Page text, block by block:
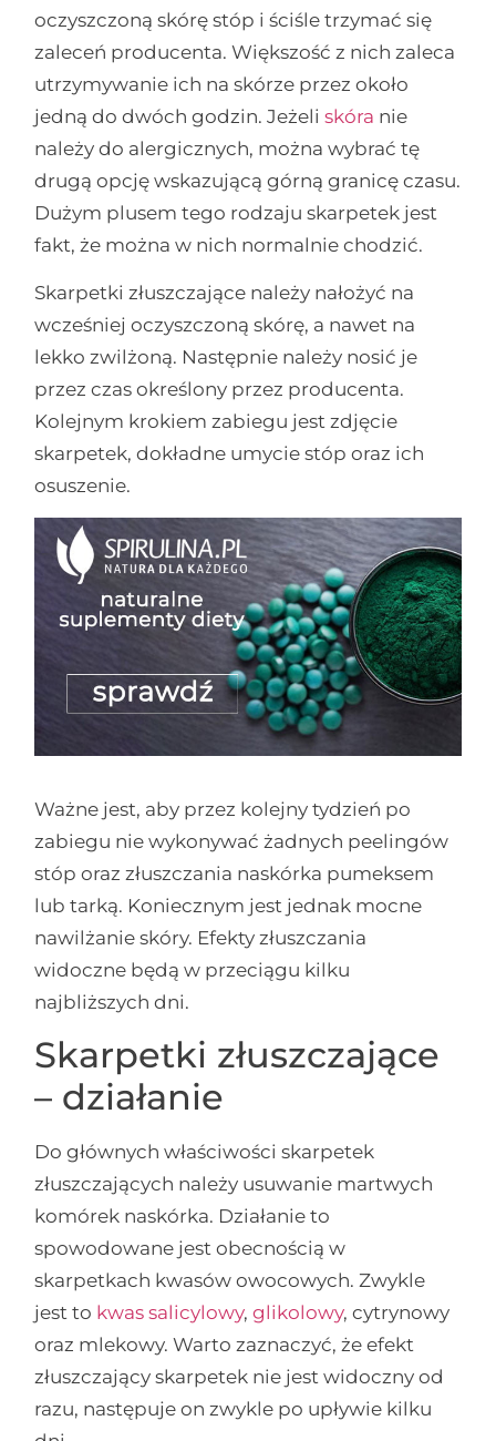
oczyszczoną skórę stóp i ściśle trzymać się
zaleceń producenta. Większość z nich zaleca
utrzymywanie ich na skórze przez około
jedną do dwóch godzin. Jeżeliskóra nie
należy do alergicznych, można wybrać tę
drugą opcję wskazującą górną granicę czasu.
Dużym plusem tego rodzaju skarpetek jest
fakt, że można w nich normalnie chodzić.
Skarpetki złuszczające należy nałożyć na
wcześniej oczyszczoną skórę, a nawet na
lekko zwilżoną. Następnie należy nosić je
przez czas określony przez producenta.
Kolejnym krokiem zabiegu jest zdjęcie
skarpetek, dokładne umycie stóp oraz ich
osuszenie.
Ważne jest, aby przez kolejny tydzień po
zabiegu nie wykonywać żadnych peelingów
stóp oraz złuszczania naskórka pumeksem
lub tarką. Koniecznym jest jednak mocne
nawilżanie skóry. Efekty złuszczania
widoczne będą w przeciągu kilku
najbliższych dni.
Skarpetki złuszczające
– działanie
Do głównych właściwości skarpetek
złuszczających należy usuwanie martwych
komórek naskórka. Działanie to
spowodowane jest obecnością w
skarpetkach kwasów owocowych. Zwykle
jest to kwas salicylowy,glikolowy, cytrynowy
oraz mlekowy. Warto zaznaczyć, że efekt
złuszczający skarpetek nie jest widoczny od
razu, następuje on zwykle po upływie kilku